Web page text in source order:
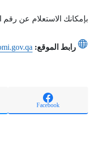
بإمكانك الاستعلام عن
رابط الموقع:
Facebook